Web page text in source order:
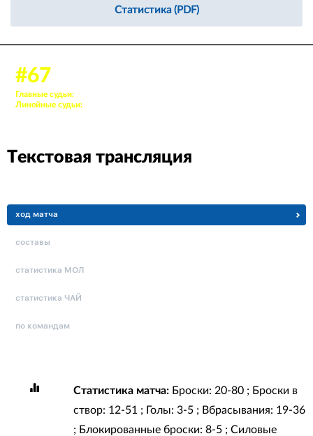
Статистика (PDF)
#67
Главные судьи:
Линейные судьи:
Текстовая трансляция
ход матча
составы
статистика МОЛ
статистика ЧАЙ
по командам
Статистика матча:Броски: 20-80 ; Броски в
створ: 12-51 ; Голы: 3-5 ; Вбрасывания: 19-36
; Блокированные броски: 8-5 ; Силовые